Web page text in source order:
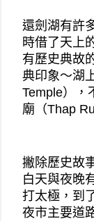
還劍湖有許
時借了天上
有歷史典故
典印象～湖
Temple），
廟（Thap
撇除歷史故
白天與夜晚
打太極，到
夜市主要道